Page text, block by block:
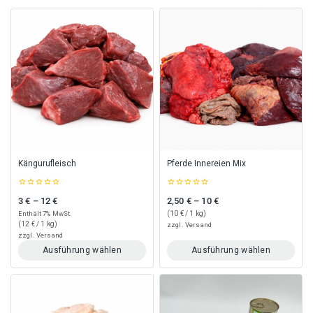
Kängurufleisch
out
of
5
3€ – 12€Preisspanne: 3 € bis 12 €
Enthält 7% MwSt.
(12 €/ 1 kg)
zzgl. Versand
Ausführung wählen
Dieses
Pferde Innereien Mix
out
of
5
2,50 € – 10 €Preisspanne: 2,50 € bis 10 €
(10 €/ 1 kg)
zzgl. Versand
Ausführung wählen
Dieses